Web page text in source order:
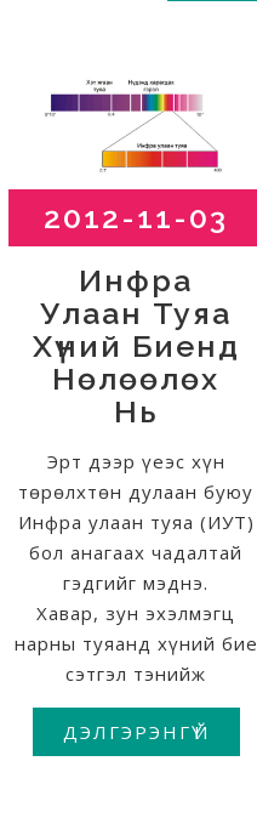
2012-11-03
Инфра
Улаан Туяа
Хүний Биенд
Нөлөөлөх
Нь
Эрт дээр үеэс хүн
төрөлхтөн дулаан буюу
Инфра улаан туяа (ИУТ)
бол анагаах чадалтай
гэдгийг мэднэ.
Хавар, зун эхэлмэгц
нарны туяанд хүний бие
сэтгэл тэнийж
ДЭЛГЭРЭНГҮЙ